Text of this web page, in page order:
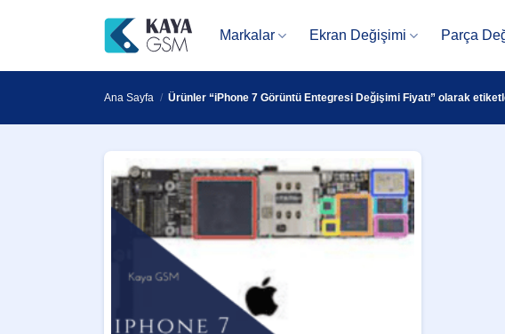
Markalar Ekran Değişimi Parça
Ana Sayfa / Ürünler “iPhone 7 Görüntü Entegresi Değişimi Fiyatı” olarak